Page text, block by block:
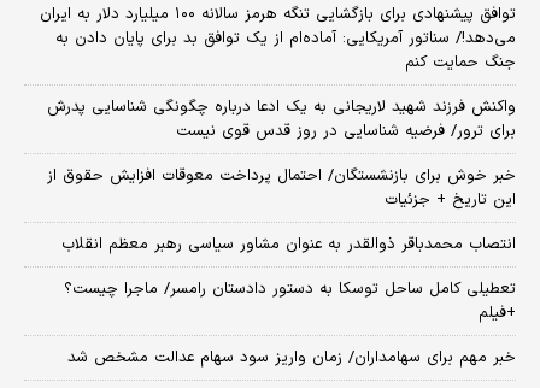
توافق پیشنهادی برای بازگشایی تنگه هرمز سالانه ۱۰۰ میلیارد دلار به ایران
می‌دهد!/ سناتور آمریکایی: آماده‌ام از یک توافق بد برای پایان دادن به
جنگ حمایت کنم
واکنش فرزند شهید لاریجانی به یک ادعا درباره چگونگی شناسایی پدرش
برای ترور/ فرضیه شناسایی در روز قدس قوی نیست
خبر خوش برای بازنشستگان/ احتمال پرداخت معوقات افزایش حقوق از
این تاریخ + جزئیات
انتصاب محمدباقر ذوالقدر به عنوان مشاور سیاسی رهبر معظم انقلاب
تعطیلی کامل ساحل توسکا به دستور دادستان رامسر/ ماجرا چیست؟
+فیلم
خبر مهم برای سهامداران/ زمان واریز سود سهام عدالت مشخص شد